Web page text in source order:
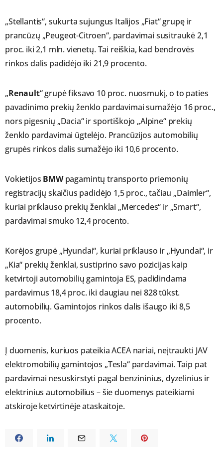
„Stellantis“, sukurta sujungus Italijos „Fiat“ grupę ir
prancūzų „Peugeot-Citroen“, pardavimai susitraukė 2,1
proc. iki 2,1 mln. vienetų. Tai reiškia, kad bendrovės
rinkos dalis padidėjo iki 21,9 procento.
„Renault“ grupė fiksavo 10 proc. nuosmukį, o to paties
pavadinimo prekių ženklo pardavimai sumažėjo 16 proc.,
nors pigesnių „Dacia“ ir sportiškojo „Alpine“ prekių
ženklo pardavimai ūgtelėjo. Prancūzijos automobilių
grupės rinkos dalis sumažėjo iki 10,6 procento.
Vokietijos BMWpagamintų transporto priemonių
registracijų skaičius padidėjo 1,5 proc., tačiau „Daimler“,
kuriai priklauso prekių ženklai „Mercedes“ ir „Smart“,
pardavimai smuko 12,4 procento.
Korėjos grupė „Hyundai“, kuriai priklauso ir „Hyundai“, ir
„Kia“ prekių ženklai, sustiprino savo pozicijas kaip
ketvirtoji automobilių gamintoja ES, padidindama
pardavimus 18,4 proc. iki daugiau nei 828 tūkst.
automobilių. Gamintojos rinkos dalis išaugo iki 8,5
procento.
Į duomenis, kuriuos pateikia ACEA nariai, neįtraukti JAV
elektromobilių gamintojos „Tesla“ pardavimai. Taip pat
pardavimai nesuskirstyti pagal benzininius, dyzelinius ir
elektrinius automobilius – šie duomenys pateikiami
atskiroje ketvirtinėje ataskaitoje.